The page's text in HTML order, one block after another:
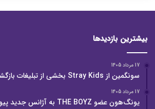
بیشترین بازدیدها
17 مرداد 1405
سونگمین از Stray Kids بخشی از تبلیغات بازگشت را از دست می‌دهد
17 مرداد 1405
یونگ‌هون عضو THE BOYZ به آژانس جدید پیوست